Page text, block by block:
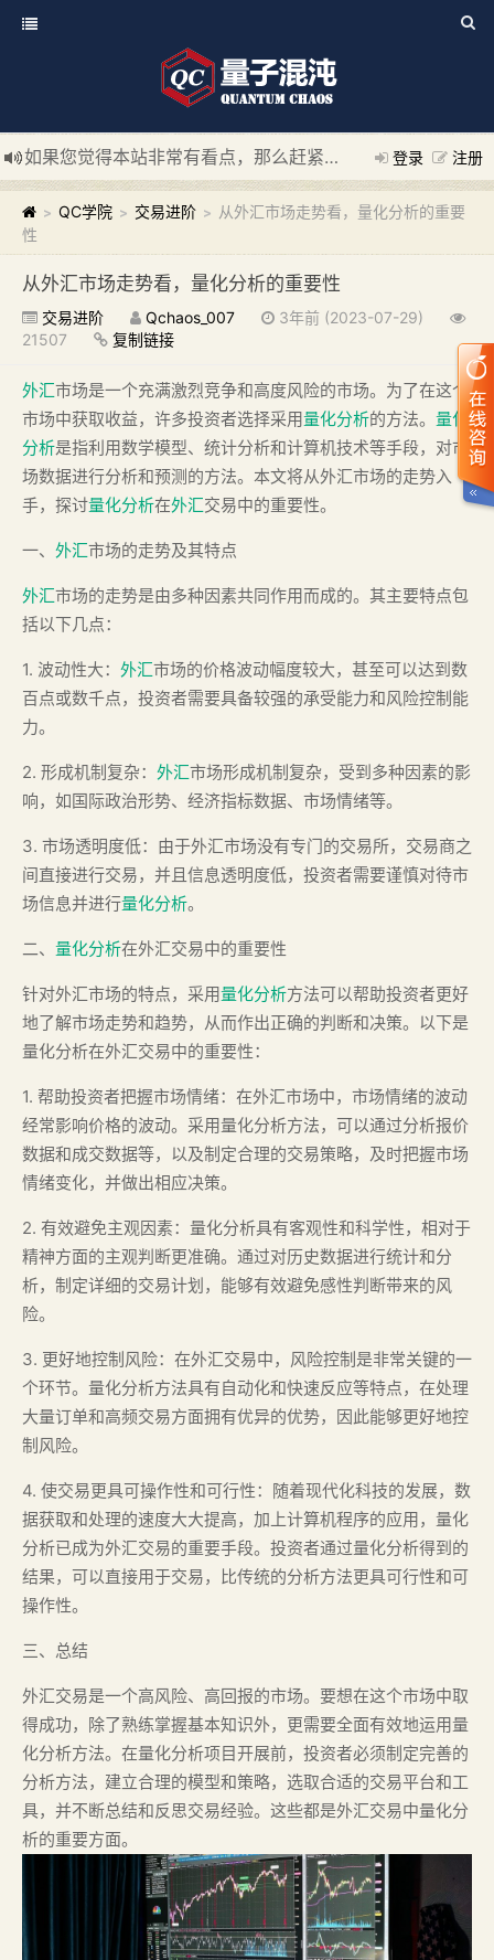
登录 注册
如果您觉得本站非常有看点，那么赶紧使用Ctrl+D 收藏我们吧
新添加量子混沌系统板块，欢迎大家访问！
---“量子混沌系
> QC学院 > 交易进阶 > 从外汇市场走势看，量化分析的重要
性
从外汇市场走势看，量化分析的重要性
交易进阶 Qchaos_007
3年前 (2023-07-29)
21507
复制链接
外汇市场是一个充满激烈竞争和高度风险的市场。为了在这个
市场中获取收益，许多投资者选择采用量化分析的方法。 量化
分析是指利用数学模型、统计分析和计算机技术等手段，对市
场数据进行分析和预测的方法。本文将从外汇市场的走势入
手，探讨量化分析在外汇交易中的重要性。
一、 外汇市场的走势及其特点
外汇市场的走势是由多种因素共同作用而成的。其主要特点包
括以下几点：
1. 波动性大： 外汇市场的价格波动幅度较大，甚至可以达到数
百点或数千点，投资者需要具备较强的承受能力和风险控制能
力。
2. 形成机制复杂： 外汇市场形成机制复杂，受到多种因素的影
响，如国际政治形势、经济指标数据、市场情绪等。
3. 市场透明度低：由于外汇市场没有专门的交易所，交易商之
间直接进行交易，并且信息透明度低，投资者需要谨慎对待市
场信息并进行量化分析。
二、 量化分析在外汇交易中的重要性
针对外汇市场的特点，采用量化分析方法可以帮助投资者更好
地了解市场走势和趋势，从而作出正确的判断和决策。以下是
量化分析在外汇交易中的重要性：
1. 帮助投资者把握市场情绪：在外汇市场中，市场情绪的波动
经常影响价格的波动。采用量化分析方法，可以通过分析报价
数据和成交数据等，以及制定合理的交易策略，及时把握市场
情绪变化，并做出相应决策。
2. 有效避免主观因素：量化分析具有客观性和科学性，相对于
精神方面的主观判断更准确。通过对历史数据进行统计和分
析，制定详细的交易计划，能够有效避免感性判断带来的风
险。
3. 更好地控制风险：在外汇交易中，风险控制是非常关键的一
个环节。量化分析方法具有自动化和快速反应等特点，在处理
大量订单和高频交易方面拥有优异的优势，因此能够更好地控
制风险。
4. 使交易更具可操作性和可行性：随着现代化科技的发展，数
据获取和处理的速度大大提高，加上计算机程序的应用，量化
分析已成为外汇交易的重要手段。投资者通过量化分析得到的
结果，可以直接用于交易，比传统的分析方法更具可行性和可
操作性。
三、总结
外汇交易是一个高风险、高回报的市场。要想在这个市场中取
得成功，除了熟练掌握基本知识外，更需要全面有效地运用量
化分析方法。在量化分析项目开展前，投资者必须制定完善的
分析方法，建立合理的模型和策略，选取合适的交易平台和工
具，并不断总结和反思交易经验。这些都是外汇交易中量化分
析的重要方面。